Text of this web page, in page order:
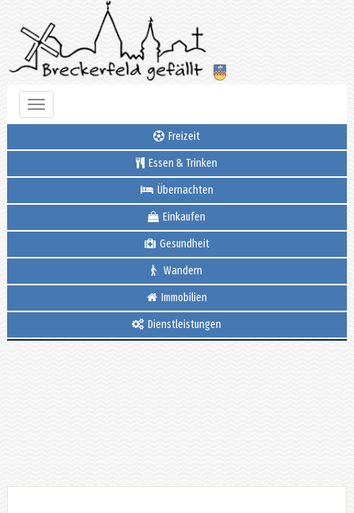
Toggle
navigation
Freizeit
Essen & Trinken
Übernachten
Einkaufen
Gesundheit
Wandern
Immobilien
Dienstleistungen